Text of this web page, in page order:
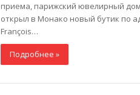
приема, парижский ювелирный
открыл в Монако новый бутик по
François…
Подробнее »